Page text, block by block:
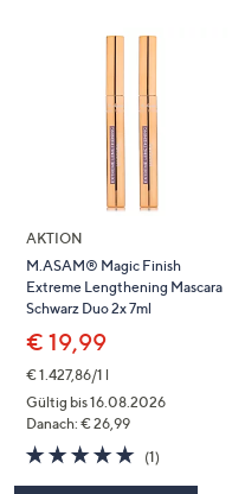
AKTION
M.ASAM® Magic Finish
Extreme Lengthening Mascara
Schwarz Duo 2x 7ml
€ 19,99
€ 1.427,86/1 l
Gültig bis 16.08.2026
Danach: € 26,99
5.0
von
(1)1